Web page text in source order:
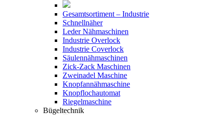
Gesamtsortiment – Industrie
Schnellnäher
Leder Nähmaschinen
Industrie Overlock
Industrie Coverlock
Säulennähmaschinen
Zick-Zack Maschinen
Zweinadel Maschine
Knopfannähmaschine
Knopflochautomat
Riegelmaschine
Bügeltechnik